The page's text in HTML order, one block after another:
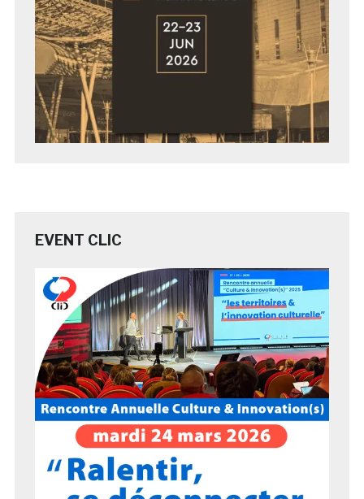
EVENT CLIC